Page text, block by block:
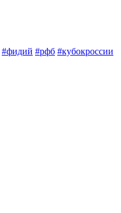
#фидий #рфб #кубокроссии